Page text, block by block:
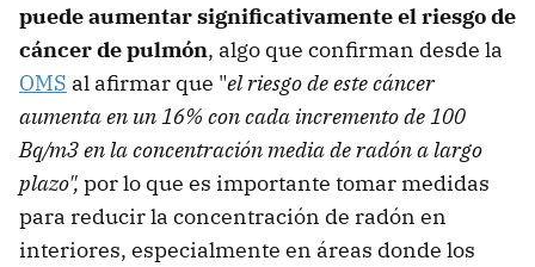
puede aumentar significativamente el riesgo de
cáncer de pulmón, algo que confirman desde la
OMS al afirmar que "el riesgo de este cáncer
aumenta en un 16% con cada incremento de 100
Bq/m3 en la concentración media de radón a largo
plazo", por lo que es importante tomar medidas
para reducir la concentración de radón en
interiores, especialmente en áreas donde los